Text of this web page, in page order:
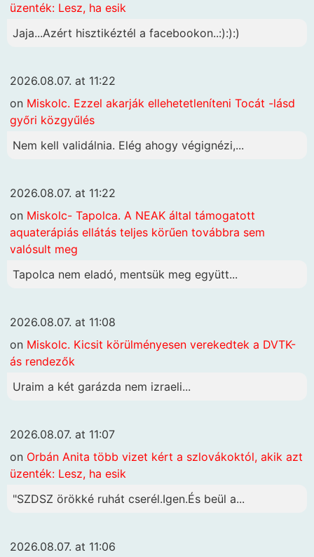
üzenték: Lesz, ha esik
Jaja...Azért hisztikéztél a facebookon..:):):)
2026.08.07. at 11:22
on Miskolc. Ezzel akarják ellehetetleníteni Tocát -lásd
győri közgyűlés
Nem kell validálnia. Elég ahogy végignézi,...
2026.08.07. at 11:22
on Miskolc- Tapolca. A NEAK által támogatott
aquaterápiás ellátás teljes körűen továbbra sem
valósult meg
Tapolca nem eladó, mentsük meg együtt...
2026.08.07. at 11:08
on Miskolc. Kicsit körülményesen verekedtek a DVTK-
ás rendezők
Uraim a két garázda nem izraeli...
2026.08.07. at 11:07
on Orbán Anita több vizet kért a szlovákoktól, akik azt
üzenték: Lesz, ha esik
"SZDSZ örökké ruhát cserél.Igen.És beül a...
2026.08.07. at 11:06